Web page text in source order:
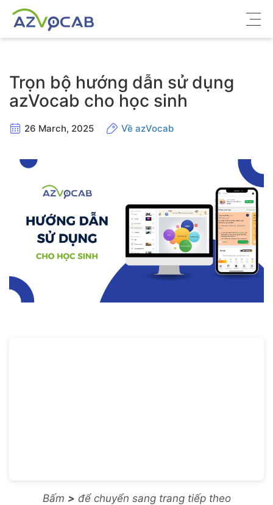
Từ vựng ôn thi
Thư viện
Trọn bộ hướng dẫn sử dụng
azVocab cho học sinh
26 March, 2025 Về azVocab
Bấm > để chuyển sang trang tiếp theo